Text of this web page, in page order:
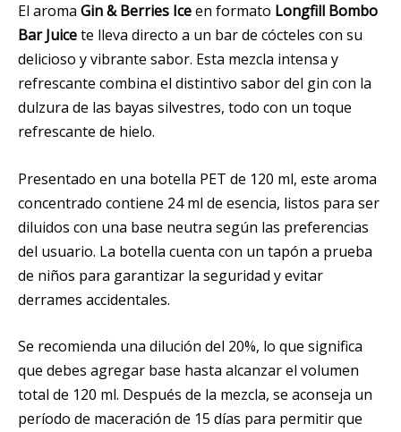
El aroma Gin & Berries Iceen formato Longfill Bombo
Bar Juicete lleva directo a un bar de cócteles con su
delicioso y vibrante sabor. Esta mezcla intensa y
refrescante combina el distintivo sabor del gin con la
dulzura de las bayas silvestres, todo con un toque
refrescante de hielo.
Presentado en una botella PET de 120 ml, este aroma
concentrado contiene 24 ml de esencia, listos para ser
diluidos con una base neutra según las preferencias
del usuario. La botella cuenta con un tapón a prueba
de niños para garantizar la seguridad y evitar
derrames accidentales.
Se recomienda una dilución del 20%, lo que significa
que debes agregar base hasta alcanzar el volumen
total de 120 ml. Después de la mezcla, se aconseja un
período de maceración de 15 días para permitir que